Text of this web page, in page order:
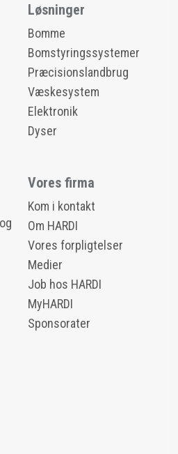
Løsninger
Bomme
Bomstyringssystemer
Præcisionslandbrug
Væskesystem
Elektronik
Dyser
Vores firma
Kom i kontakt
Om HARDI
Vores forpligtelser
Medier
Job hos HARDI
MyHARDI
Sponsorater